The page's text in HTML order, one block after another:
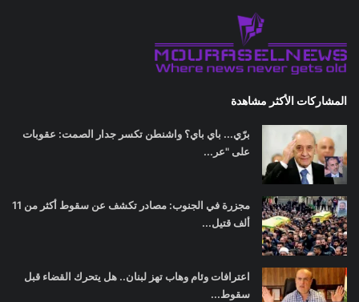
المشاركات الأكثر مشاهدة
برّي... باي باي؟ واشنطن تكسر جدار الصمت: عقوبات
على "عر...
مجزرة في الجنوب: مصادر تكشف عن سقوط أكثر من 11
ألف قتيل...
اعترافات وئام وهاب تهز لبنان.. هل يتحرك القضاء قبل
سقوط...